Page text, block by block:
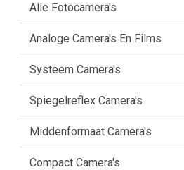
Alle Fotocamera's
Analoge Camera's En Films
Systeem Camera's
Spiegelreflex Camera's
Middenformaat Camera's
Compact Camera's